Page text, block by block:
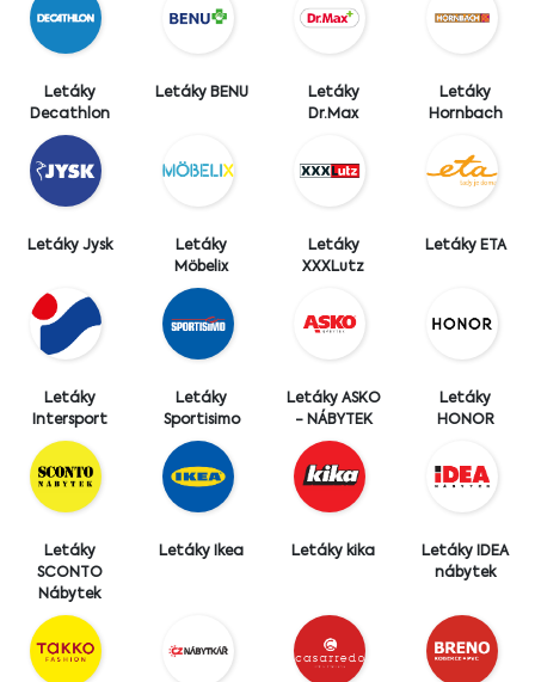
Letáky
Decathlon
Letáky BENU
Letáky
Dr.Max
Letáky
Hornbach
Letáky Jysk
Letáky
Möbelix
Letáky
XXXLutz
Letáky ETA
Letáky
Intersport
Letáky
Sportisimo
Letáky ASKO
- NÁBYTEK
Letáky
HONOR
Letáky
SCONTO
Nábytek
Letáky Ikea Letáky kika
Letáky IDEA
nábytek